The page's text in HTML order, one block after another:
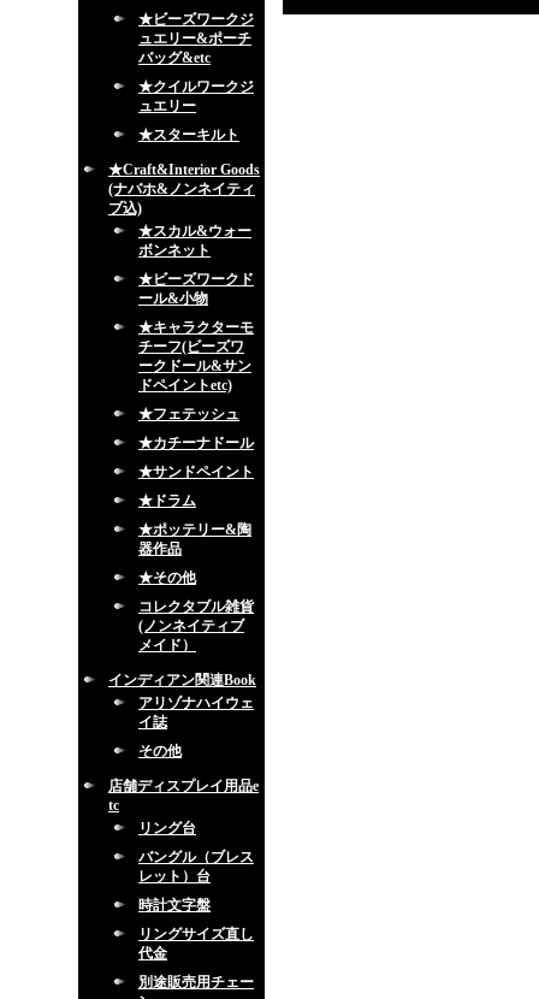
★ビーズワークジ
ュエリー&ポーチ
バッグ&etc
★クイルワークジ
ュエリー
★スターキルト
★Craft&Interior Goods
(ナバホ&ノンネイティ
ブ込)
★スカル&ウォー
ボンネット
★ビーズワークド
ール&小物
★キャラクターモ
チーフ(ビーズワ
ークドール&サン
ドペイントetc)
★フェテッシュ
★カチーナドール
★サンドペイント
★ドラム
★ポッテリー&陶
器作品
★その他
コレクタブル雑貨
(ノンネイティブ
メイド）
インディアン関連Book
アリゾナハイウェ
イ誌
その他
店舗ディスプレイ用品e
tc
リング台
バングル（ブレス
レット）台
時計文字盤
リングサイズ直し
代金
別途販売用チェー